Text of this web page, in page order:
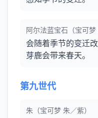
阿尔法蓝宝石（宝可梦
会随着季节的变迁
芽鹿会带来春天。
第九世代
朱（宝可梦 朱／紫）